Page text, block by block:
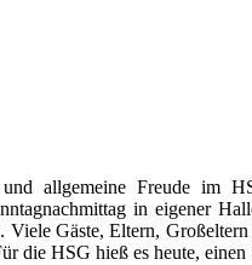
allgemeine Freude im
in eigener
Viele Gäste, Eltern,
die HSG hieß es heute,